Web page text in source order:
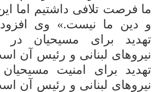
ما فرصت تلافی داشتیم اما
و دین ما نیست.» وی
تهدید برای مسیحیان در
نیروهای لبنانی و رئیس آن
تهدید برای امنیت
نیروهای لبنانی و رئیس آن